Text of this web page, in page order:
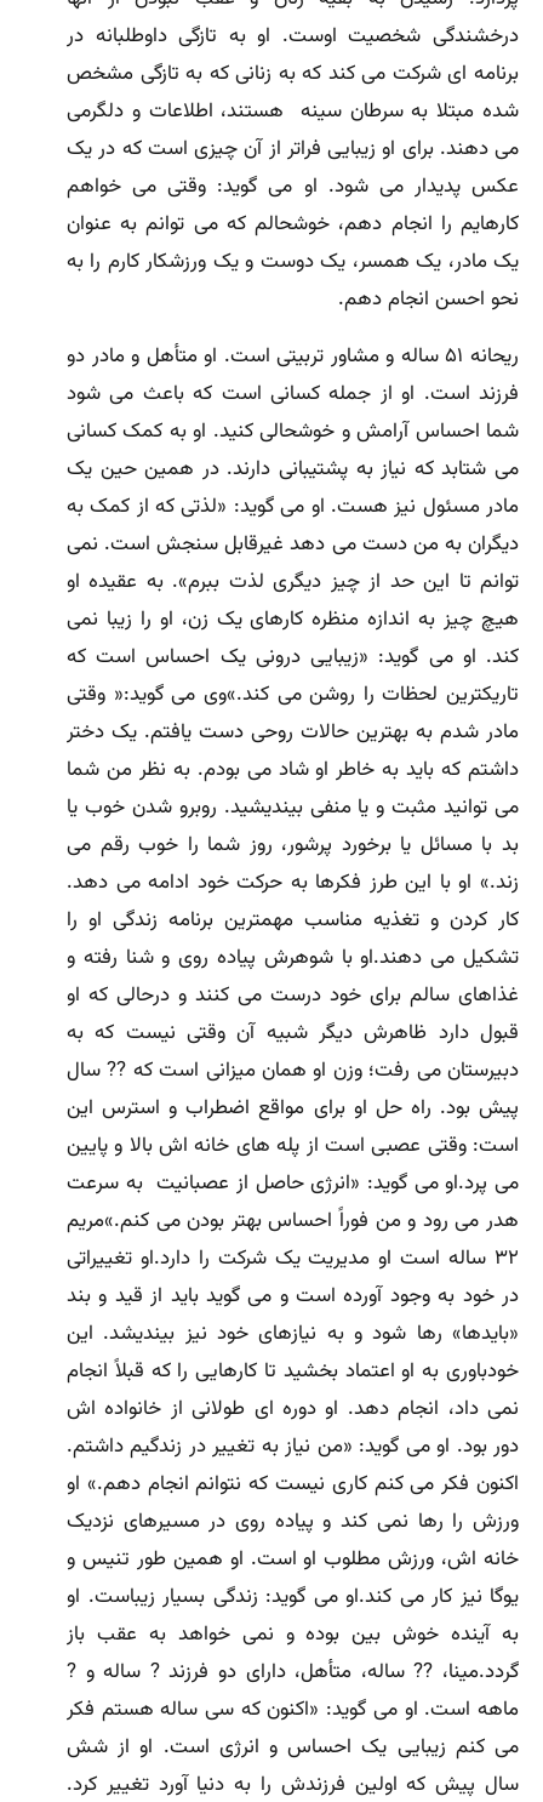
درخشندگى شخصیت اوست. او به تازگى داوطلبانه در
برنامه اى شرکت مى کند که به زنانى که به تازگى مشخص
شده مبتلا به سرطان سینه هستند، اطلاعات و دلگرمى
مى دهند. براى او زیبایى فراتر از آن چیزى است که در یک
عکس پدیدار مى شود. او مى گوید: وقتى مى خواهم
کارهایم را انجام دهم، خوشحالم که مى توانم به عنوان
یک مادر، یک همسر، یک دوست و یک ورزشکار کارم را به
نحو احسن انجام دهم.
ریحانه ۵۱ ساله و مشاور تربیتى است. او متأهل و مادر دو
فرزند است. او از جمله کسانى است که باعث مى شود
شما احساس آرامش و خوشحالى کنید. او به کمک کسانى
مى شتابد که نیاز به پشتیبانى دارند. در همین حین یک
مادر مسئول نیز هست. او مى گوید: «لذتى که از کمک به
دیگران به من دست مى دهد غیرقابل سنجش است. نمى
توانم تا این حد از چیز دیگرى لذت ببرم». به عقیده او
هیچ چیز به اندازه منظره کارهاى یک زن، او را زیبا نمى
کند. او مى گوید: «زیبایى درونى یک احساس است که
تاریکترین لحظات را روشن مى کند.»وى مى گوید:« وقتى
مادر شدم به بهترین حالات روحى دست یافتم. یک دختر
داشتم که باید به خاطر او شاد مى بودم. به نظر من شما
مى توانید مثبت و یا منفى بیندیشید. روبرو شدن خوب یا
بد با مسائل یا برخورد پرشور، روز شما را خوب رقم مى
زند.» او با این طرز فکرها به حرکت خود ادامه مى دهد.
کار کردن و تغذیه مناسب مهمترین برنامه زندگى او را
تشکیل مى دهند.او با شوهرش پیاده روى و شنا رفته و
غذاهاى سالم براى خود درست مى کنند و درحالى که او
قبول دارد ظاهرش دیگر شبیه آن وقتى نیست که به
دبیرستان مى رفت؛ وزن او همان میزانى است که ?? سال
پیش بود. راه حل او براى مواقع اضطراب و استرس این
است: وقتى عصبى است از پله هاى خانه اش بالا و پایین
مى پرد.او مى گوید: «انرژى حاصل از عصبانیت به سرعت
هدر مى رود و من فوراً احساس بهتر بودن مى کنم.»مریم
۳۲ ساله است او مدیریت یک شرکت را دارد.او تغییراتى
در خود به وجود آورده است و مى گوید باید از قید و بند
«بایدها» رها شود و به نیازهاى خود نیز بیندیشد. این
خودباورى به او اعتماد بخشید تا کارهایى را که قبلاً انجام
نمى داد، انجام دهد. او دوره اى طولانى از خانواده اش
دور بود. او مى گوید: «من نیاز به تغییر در زندگیم داشتم.
اکنون فکر مى کنم کارى نیست که نتوانم انجام دهم.» او
ورزش را رها نمى کند و پیاده روى در مسیرهاى نزدیک
خانه اش، ورزش مطلوب او است. او همین طور تنیس و
یوگا نیز کار مى کند.او مى گوید: زندگى بسیار زیباست. او
به آینده خوش بین بوده و نمى خواهد به عقب باز
گردد.مینا، ?? ساله، متأهل، داراى دو فرزند ? ساله و ?
ماهه است. او مى گوید: «اکنون که سى ساله هستم فکر
مى کنم زیبایى یک احساس و انرژى است. او از شش
سال پیش که اولین فرزندش را به دنیا آورد تغییر کرد.